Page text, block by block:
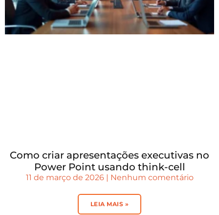
Como criar apresentações executivas no
Power Point usando think-cell
11 de março de 2026 Nenhum comentário
LEIA MAIS »